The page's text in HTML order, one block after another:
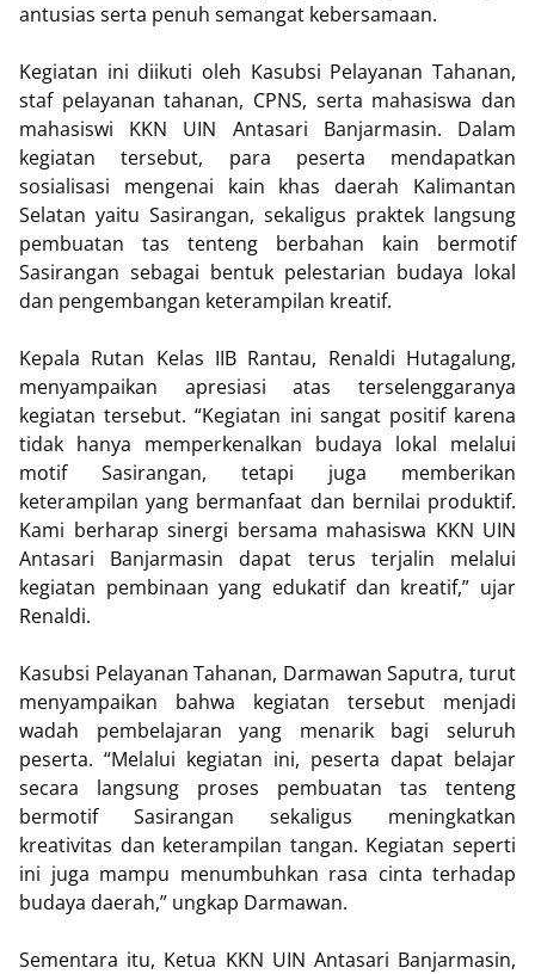
antusias serta penuh semangat kebersamaan.
Kegiatan ini diikuti oleh Kasubsi Pelayanan Tahanan,
staf pelayanan tahanan, CPNS, serta mahasiswa dan
mahasiswi KKN UIN Antasari Banjarmasin. Dalam
kegiatan tersebut, para peserta mendapatkan
sosialisasi mengenai kain khas daerah Kalimantan
Selatan yaitu Sasirangan, sekaligus praktek langsung
pembuatan tas tenteng berbahan kain bermotif
Sasirangan sebagai bentuk pelestarian budaya lokal
dan pengembangan keterampilan kreatif.
Kepala Rutan Kelas IIB Rantau, Renaldi Hutagalung,
menyampaikan apresiasi atas terselenggaranya
kegiatan tersebut. “Kegiatan ini sangat positif karena
tidak hanya memperkenalkan budaya lokal melalui
motif Sasirangan, tetapi juga memberikan
keterampilan yang bermanfaat dan bernilai produktif.
Kami berharap sinergi bersama mahasiswa KKN UIN
Antasari Banjarmasin dapat terus terjalin melalui
kegiatan pembinaan yang edukatif dan kreatif,” ujar
Renaldi.
Kasubsi Pelayanan Tahanan, Darmawan Saputra, turut
menyampaikan bahwa kegiatan tersebut menjadi
wadah pembelajaran yang menarik bagi seluruh
peserta. “Melalui kegiatan ini, peserta dapat belajar
secara langsung proses pembuatan tas tenteng
bermotif Sasirangan sekaligus meningkatkan
kreativitas dan keterampilan tangan. Kegiatan seperti
ini juga mampu menumbuhkan rasa cinta terhadap
budaya daerah,” ungkap Darmawan.
Sementara itu, Ketua KKN UIN Antasari Banjarmasin,